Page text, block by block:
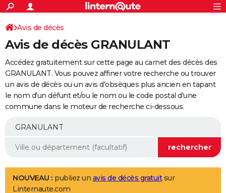
ACTUALITÉS
Politique
Société
Faits Divers
Education
Monde
Villes
+
SPORT
Coupe du monde 2026
Football
Tennis
Cyclisme
Rugby
Forum
Programme TV
TNT
Streaming
Cinéma
Sorties cinéma
Musique
+
FINANCE
Impôts
Immobilier
Risques naturels par ville
Banque
Assurance
Crédit
AUTO
Essais
Réserver un essai
Citadines
Berlines
SUV
Forum auto
+
Mobiles
Meilleur smartphone
Internet
Ordinateurs
Jeux vidéo
Guide high-tech
Aménagement intérieur
LIFESTYLE
Avis de décès
Avis de décès GRANULANT
Accédez gratuitement sur cette page au carnet des décès des
GRANULANT. Vous pouvez affiner votre recherche ou trouver
un avis de décès ou un avis d'obsèques plus ancien en tapant
le nom d'un défunt et/ou le nom ou le code postal d'une
commune dans le moteur de recherche ci-dessous.
NOUVEAU : publiez un avis de décès gratuitsur
Linternaute.com